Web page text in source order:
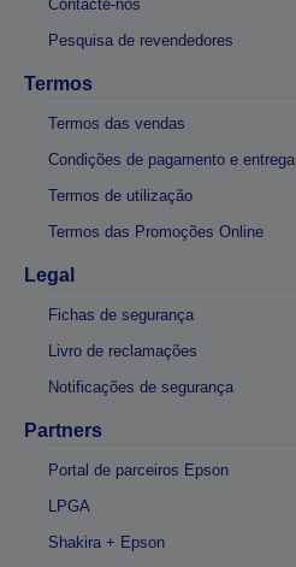
Contacte-nos
Pesquisa de revendedores
Termos
Termos das vendas
Condições de pagamento e entrega
Termos de utilização
Termos das Promoções Online
Legal
Fichas de segurança
Livro de reclamações
Notificações de segurança
Partners
Portal de parceiros Epson
LPGA
Shakira + Epson